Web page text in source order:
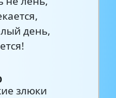
день,
злюки